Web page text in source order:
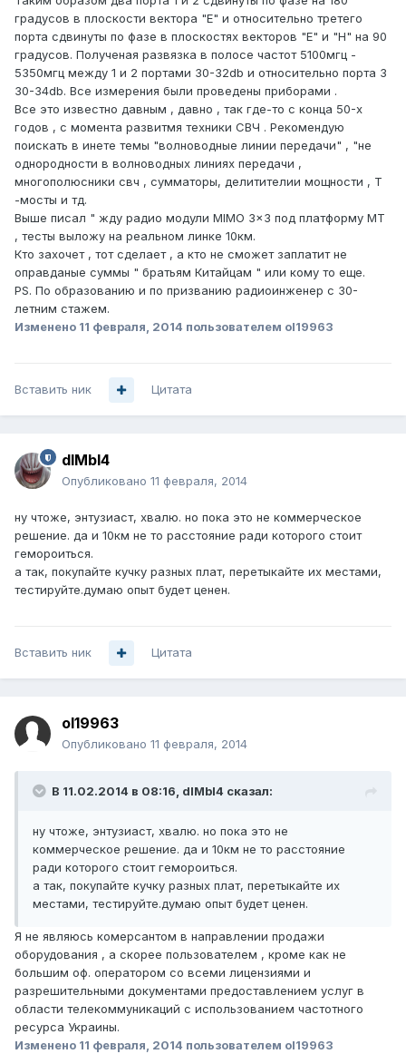
градусов в плоскости вектора "E" и относительно третего
порта сдвинуты по фазе в плоскостях векторов "Е" и "H" на 90
градусов. Полученая развязка в полосе частот 5100мгц -
5350мгц между 1 и 2 портами 30-32db и относительно порта 3
30-34db. Все измерения были проведены приборами .
Все это известно давным , давно , так где-то с конца 50-х
годов , с момента развитмя техники СВЧ . Рекомендую
поискать в инете темы "волноводные линии передачи" , "не
однородности в волноводных линиях передачи ,
многополюсники свч , сумматоры, делитителии мощности , Т
-мосты и тд.
Выше писал " жду радио модули MIMO 3x3 под платформу МТ
, тесты выложу на реальном линке 10км.
Кто захочет , тот сделает , а кто не сможет заплатит не
оправданые суммы " братьям Китайцам " или кому то еще.
PS. По образованию и по призванию радиоинженер с 30-
летним стажем.
Изменено 11 февраля, 2014 пользователем ol19963
Вставить ник Цитата
dIMbI4
Опубликовано 11 февраля, 2014
ну чтоже, энтузиаст, хвалю. но пока это не коммерческое
решение. да и 10км не то расстояние ради которого стоит
гемороиться.
а так, покупайте кучку разных плат, перетыкайте их местами,
тестируйте.думаю опыт будет ценен.
Вставить ник Цитата
ol19963
Опубликовано 11 февраля, 2014
В 11.02.2014 в 08:16, dIMbI4 сказал:
ну чтоже, энтузиаст, хвалю. но пока это не
коммерческое решение. да и 10км не то расстояние
ради которого стоит гемороиться.
а так, покупайте кучку разных плат, перетыкайте их
местами, тестируйте.думаю опыт будет ценен.
Я не являюсь комерсантом в направлении продажи
оборудования , а скорее пользователем , кроме как не
большим оф. оператором со всеми лицензиями и
разрешительными документами предоставлением услуг в
области телекоммуникаций с использованием частотного
ресурса Украины.
Изменено 11 февраля, 2014 пользователем ol19963